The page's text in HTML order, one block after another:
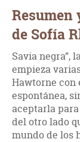
Resumen
de Sofía
Savia negra”,
empieza
Hawtorne con
espontánea,
aceptarla
del otro lado
mundo de los